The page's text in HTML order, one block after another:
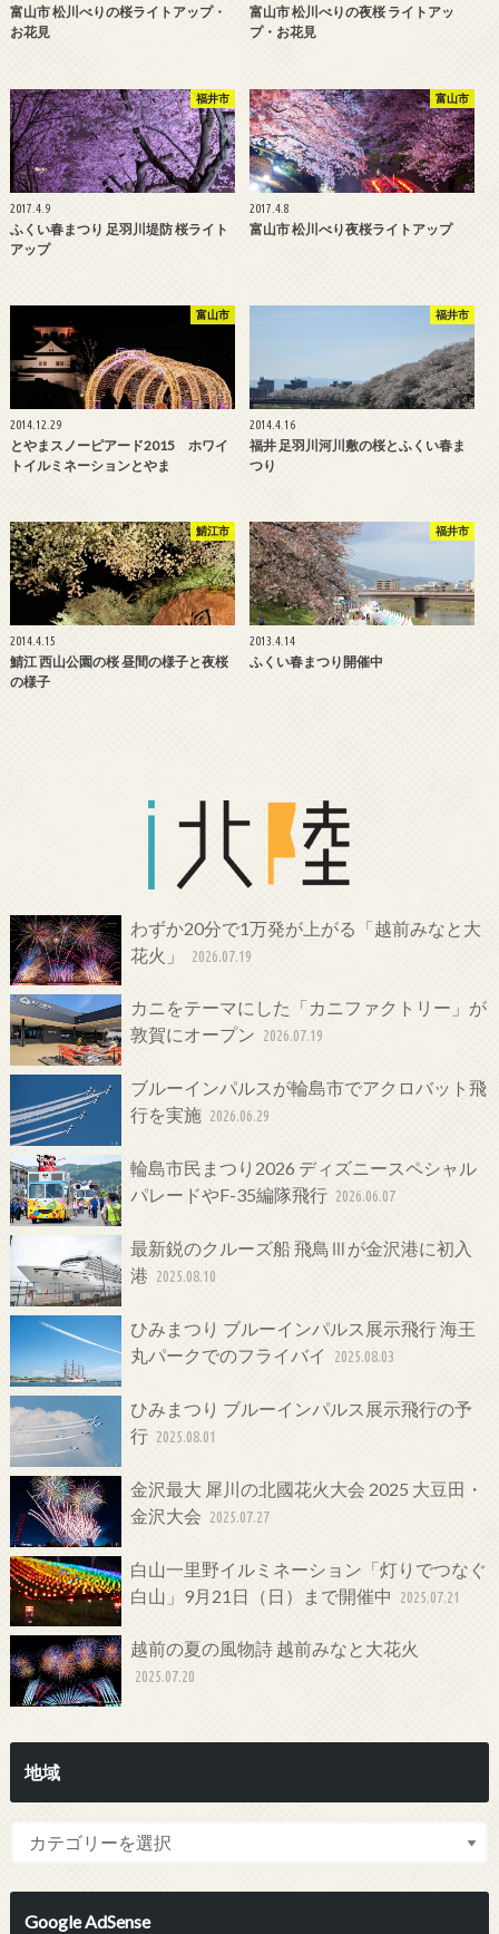
富山市 松川べりの桜ライトアップ・
お花見
富山市 松川べりの夜桜 ライトアッ
プ・お花見
福井市
2017.4.9
ふくい春まつり 足羽川堤防 桜ライト
アップ
富山市
2017.4.8
富山市 松川べり夜桜ライトアップ
富山市
2014.12.29
とやまスノーピアード2015 ホワイ
トイルミネーションとやま
福井市
2014.4.16
福井 足羽川河川敷の桜とふくい春ま
つり
鯖江市
2014.4.15
鯖江 西山公園の桜 昼間の様子と夜桜
の様子
福井市
2013.4.14
ふくい春まつり開催中
わずか20分で1万発が上がる「越前みなと大
花火」
2026.07.19
カニをテーマにした「カニファクトリー」が
敦賀にオープン 2026.07.19
ブルーインパルスが輪島市でアクロバット飛
行を実施 2026.06.29
輪島市民まつり2026 ディズニースペシャル
パレードやF-35編隊飛行 2026.06.07
最新鋭のクルーズ船 飛鳥Ⅲが金沢港に初入
港 2025.08.10
ひみまつり ブルーインパルス展示飛行 海王
丸パークでのフライバイ
2025.08.03
ひみまつり ブルーインパルス展示飛行の予
行 2025.08.01
金沢最大 犀川の北國花火大会 2025 大豆田・
金沢大会 2025.07.27
白山一里野イルミネーション「灯りでつなぐ
白山」9月21日（日）まで開催中
2025.07.21
越前の夏の風物詩 越前みなと大花火
2025.07.20
地域
Google AdSense